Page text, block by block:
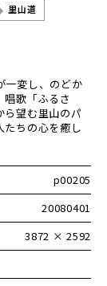
里山道
一変し、のどか
歌「ふるさ
ら望む里山のパ
たちの心を癒し
p00205
20080401
3872 × 2592